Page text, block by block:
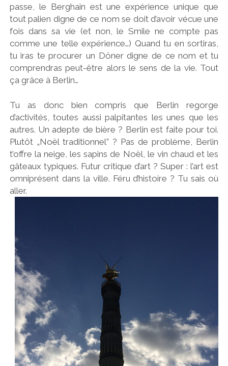
passe, le Berghain est une expérience unique que
tout palien digne de ce nom se doit d’avoir vécue une
fois dans sa vie (et non, le Smile ne compte pas
comme une telle expérience…) Quand tu en sortiras,
tu iras te procurer un Döner digne de ce nom et tu
comprendras peut-être alors le sens de la vie. Tout
ça grâce à Berlin…
Tu as donc bien compris que Berlin regorge
d’activités, toutes aussi palpitantes les unes que les
autres. Un adepte de bière ? Berlin est faite pour toi.
Plutôt „Noël traditionnel” ? Pas de problème, Berlin
t’offre la neige, les sapins de Noël, le vin chaud et les
gâteaux typiques. Futur critique d’art ? Super : l’art est
omniprésent dans la ville. Féru d’histoire ? Tu sais où
aller.